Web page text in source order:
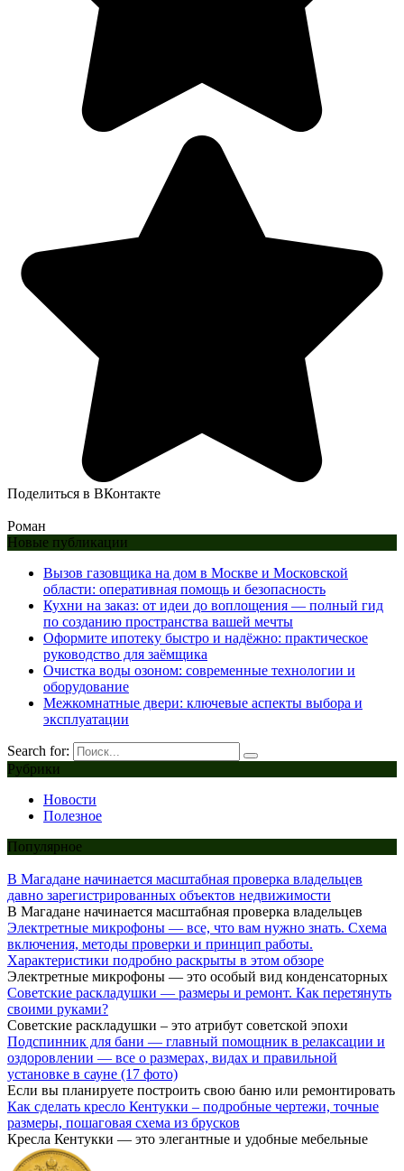
Поделиться в ВКонтакте
Роман
Новые публикации
Вызов газовщика на дом в Москве и Московской
области: оперативная помощь и безопасность
Кухни на заказ: от идеи до воплощения — полный гид
по созданию пространства вашей мечты
Оформите ипотеку быстро и надёжно: практическое
руководство для заёмщика
Очистка воды озоном: современные технологии и
оборудование
Межкомнатные двери: ключевые аспекты выбора и
эксплуатации
Search for:
Рубрики
Новости
Полезное
Популярное
В Магадане начинается масштабная проверка владельцев
давно зарегистрированных объектов недвижимости
В Магадане начинается масштабная проверка владельцев
Электретные микрофоны — все, что вам нужно знать. Схема
включения, методы проверки и принцип работы.
Характеристики подробно раскрыты в этом обзоре
Электретные микрофоны — это особый вид конденсаторных
Советские раскладушки — размеры и ремонт. Как перетянуть
своими руками?
Советские раскладушки – это атрибут советской эпохи
Подспинник для бани — главный помощник в релаксации и
оздоровлении — все о размерах, видах и правильной
установке в сауне (17 фото)
Если вы планируете построить свою баню или ремонтировать
Как сделать кресло Кентукки – подробные чертежи, точные
размеры, пошаговая схема из брусков
Кресла Кентукки — это элегантные и удобные мебельные